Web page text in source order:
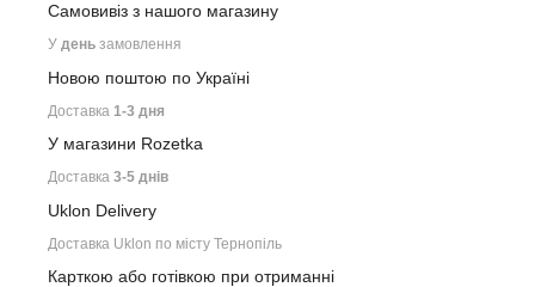
Самовивіз з нашого магазину
У день замовлення
Новою поштою по Україні
Доставка 1-3 дня
У магазини Rozetka
Доставка 3-5 днів
Uklon Delivery
Доставка Uklon по місту Тернопіль
Карткою або готівкою при отриманні